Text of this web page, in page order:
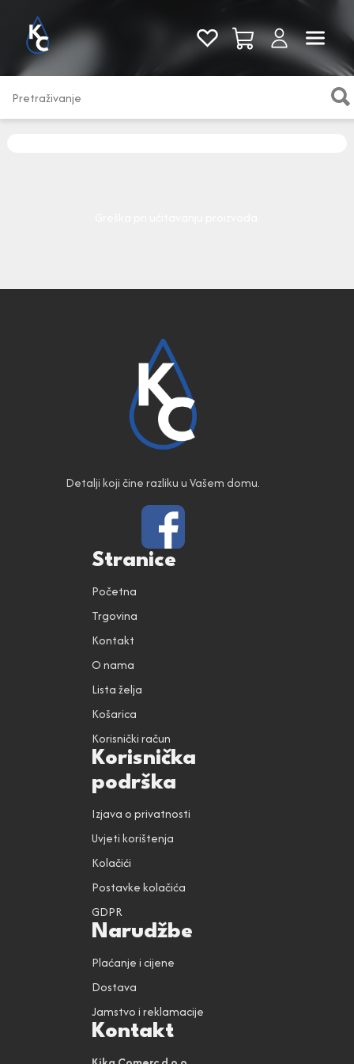
Pogledaj sve
Detalji koji čine razliku u Vašem domu.
Stranice
Početna
Trgovina
Kontakt
O nama
Lista želja
Košarica
Korisnički račun
Korisnička
podrška
Izjava o privatnosti
Uvjeti korištenja
Kolačići
Postavke kolačića
GDPR
Narudžbe
Plaćanje i cijene
Dostava
Jamstvo i reklamacije
Kontakt